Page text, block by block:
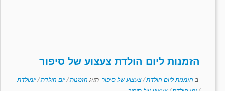
הזמנות ליום הולדת צעצוע של סיפור
ב הזמנות ליום הולדת/צעצוע של סיפור תויג הזמנות/יום הולדת/יומולדת